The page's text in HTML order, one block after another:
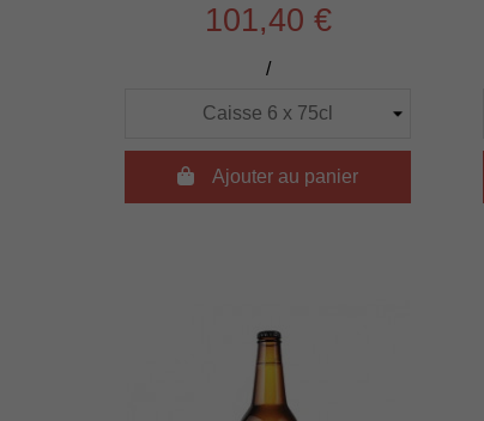
101,40 €
/
Ajouter au panier